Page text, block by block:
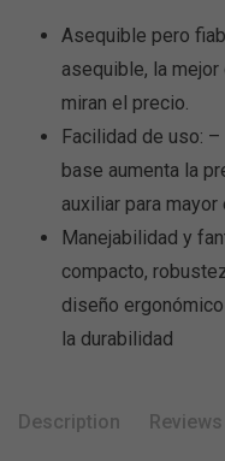
Asequible pero
asequible, la
miran el precio.
Facilidad de uso:
base aumenta la
auxiliar para
Manejabilidad y
compacto,
diseño
la durabilidad
Description